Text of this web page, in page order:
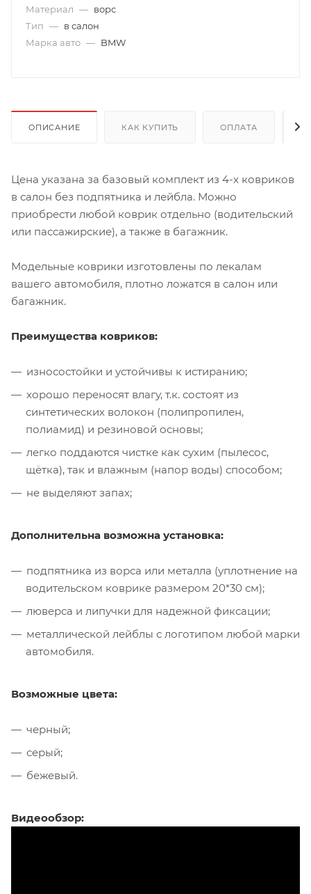
Материал — ворс
Тип — в салон
Марка авто — BMW
ОПИСАНИЕ КАК КУПИТЬ ОПЛАТА
Цена указана за базовый комплект из 4-х ковриков
в салон без подпятника и лейбла. Можно
приобрести любой коврик отдельно (водительский
или пассажирские), а также в багажник.
Модельные коврики изготовлены по лекалам
вашего автомобиля, плотно ложатся в салон или
багажник.
Преимущества ковриков:
износостойки и устойчивы к истиранию;
хорошо переносят влагу, т.к. состоят из
синтетических волокон (полипропилен,
полиамид) и резиновой основы;
легко поддаются чистке как сухим (пылесос,
щётка), так и влажным (напор воды) способом;
не выделяют запах;
Дополнительна возможна установка:
подпятника из ворса или металла (уплотнение на
водительском коврике размером 20*30 см);
люверса и липучки для надежной фиксации;
металлической лейблы с логотипом любой марки
автомобиля.
Возможные цвета:
черный;
серый;
бежевый.
Видеообзор: